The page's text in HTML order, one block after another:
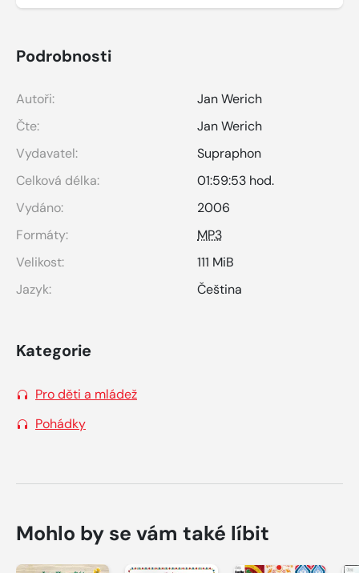
Podrobnosti
Autoři:
Jan Werich
Čte:
Jan Werich
Vydavatel:
Supraphon
Celková délka:
01:59:53 hod.
Vydáno:
2006
Formáty:
MP3
Velikost:
111 MiB
Jazyk:
Čeština
Kategorie
Pro děti a mládež
Pohádky
Mohlo by se vám také líbit